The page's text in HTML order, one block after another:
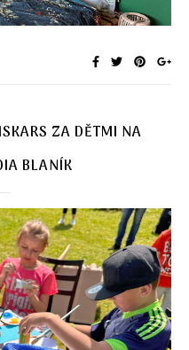
ZA DĚTMI NA
BLANÍK